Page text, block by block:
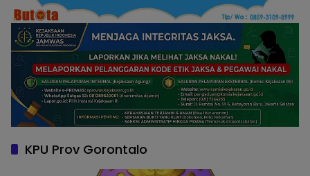
KPU Prov Gorontalo